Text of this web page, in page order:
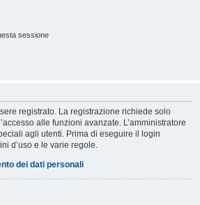
sessione
registrato. La registrazione richiede solo
alle funzioni avanzate. L’amministratore
agli utenti. Prima di eseguire il login
d’uso e le varie regole.
dei dati personali